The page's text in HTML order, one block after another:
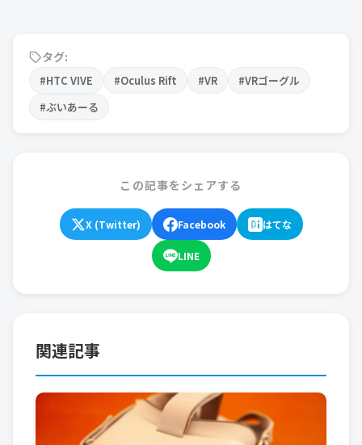
タグ:
#HTC VIVE #Oculus Rift #VR
#VRゴーグル
#ぶいあーる
この記事をシェアする
X (Twitter) Facebook はてな
LINE
関連記事